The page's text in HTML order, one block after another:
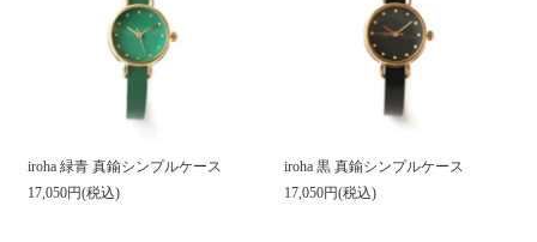
iroha 緑青 真鍮シンプルケース
17,050円(税込)
iroha 黒 真鍮シンプルケース
17,050円(税込)